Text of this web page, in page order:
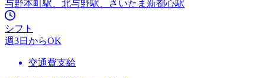
与野本町駅、北与野駅、さいたま新都心駅
シフト
週3日からOK
交通費支給